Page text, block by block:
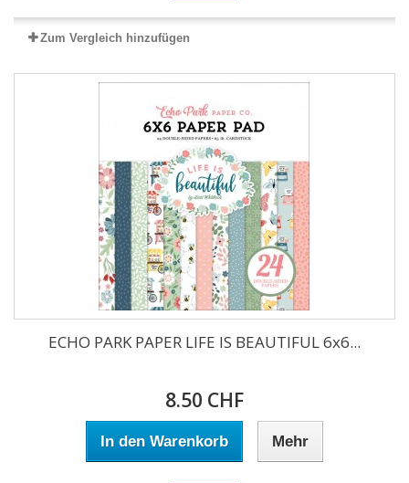
Zum Vergleich hinzufügen
ECHO PARK PAPER LIFE IS BEAUTIFUL 6x6...
8.50 CHF
In den Warenkorb Mehr